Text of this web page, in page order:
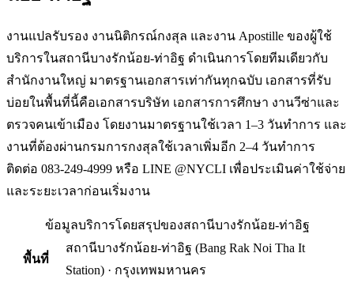
งานแปลรับรอง งานนิติกรณ์กงสุล และงาน Apostille ของผู้ใช้
บริการในสถานีบางรักน้อย-ท่าอิฐ ดำเนินการโดยทีมเดียวกับ
สำนักงานใหญ่ มาตรฐานเอกสารเท่ากันทุกฉบับ เอกสารที่รับ
บ่อยในพื้นที่นี้คือเอกสารบริษัท เอกสารการศึกษา งานวีซ่าและ
ตรวจคนเข้าเมือง โดยงานมาตรฐานใช้เวลา 1–3 วันทำการ และ
งานที่ต้องผ่านกรมการกงสุลใช้เวลาเพิ่มอีก 2–4 วันทำการ
ติดต่อ 083-249-4999 หรือ LINE @NYCLI เพื่อประเมินค่าใช้จ่าย
และระยะเวลาก่อนเริ่มงาน
ข้อมูลบริการโดยสรุปของสถานีบางรักน้อย-ท่าอิฐ
พื้นที่
สถานีบางรักน้อย-ท่าอิฐ (Bang Rak Noi Tha It
Station) · กรุงเทพมหานคร